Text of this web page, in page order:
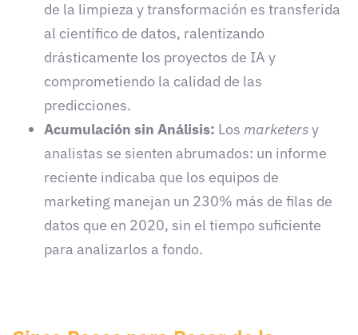
de la limpieza y transformación es transferida
al científico de datos, ralentizando
drásticamente los proyectos de IA y
comprometiendo la calidad de las
predicciones.
Acumulación sin Análisis: Los marketersy
analistas se sienten abrumados: un informe
reciente indicaba que los equipos de
marketing manejan un 230% más de filas de
datos que en 2020, sin el tiempo suficiente
para analizarlos a fondo.